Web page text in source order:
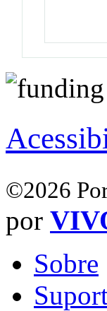
©2026
por
Sobre